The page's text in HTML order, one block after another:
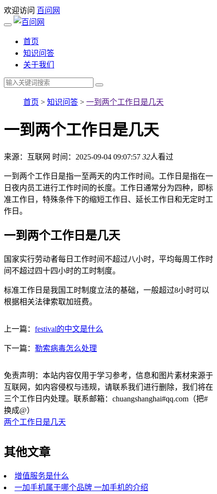
欢迎访问 百问网
首页
知识问答
关于我们
首页 > 知识问答 > 一到两个工作日是几天
一到两个工作日是几天
来源：互联网 时间：2025-09-04 09:07:57 32人看过
一到两个工作日是指一至两天的内工作时间。工作日是指在一
日夜内员工进行工作时间的长度。工作日通常分为四种，即标
准工作日，特殊条件下的缩短工作日、延长工作日和无定时工
作日。
一到两个工作日是几天
国家实行劳动者每日工作时间不超过八小时，平均每周工作时
间不超过四十四小时的工时制度。
标准工作日是我国工时制度立法的基础，一般超过8小时可以
根据相关法律索取加班费。
上一篇： festival的中文是什么
下一篇： 勒索病毒怎么处理
免责声明：本站内容仅用于学习参考，信息和图片素材来源于
互联网，如内容侵权与违规，请联系我们进行删除，我们将在
三个工作日内处理。联系邮箱：chuangshanghai#qq.com（把#
换成@）
两个工作日是几天
其他文章
增值服务是什么
一加手机属于哪个品牌 一加手机的介绍